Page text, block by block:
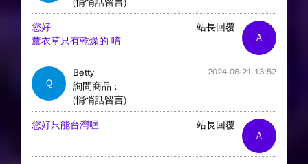
(悄悄話留言)
A
站長回覆
您好
薰衣草只有乾燥的 唷
Q
Betty 2024-06-21 13:52
詢問商品 :
(悄悄話留言)
A
站長回覆
您好只能台灣喔